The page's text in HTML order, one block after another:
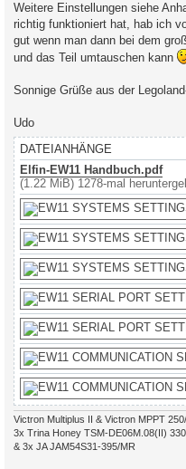
Weitere Einstellungen siehe
richtig funktioniert hat, hab ich
gut wenn man dann bei dem
und das Teil umtauschen kann
Sonnige Grüße aus der
Udo
DATEIANHÄNGE
Elfin-EW11 Handbuch.pdf
(1.22 MiB) 1278-mal
Victron Multiplus II & Victron MPPT
3x Trina Honey TSM-DE06M.08(II)
& 3x JA JAM54S31-395/MR